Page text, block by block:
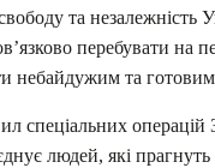
та незалежність
перебувати на
небайдужим та готовим
спеціальних
людей, які